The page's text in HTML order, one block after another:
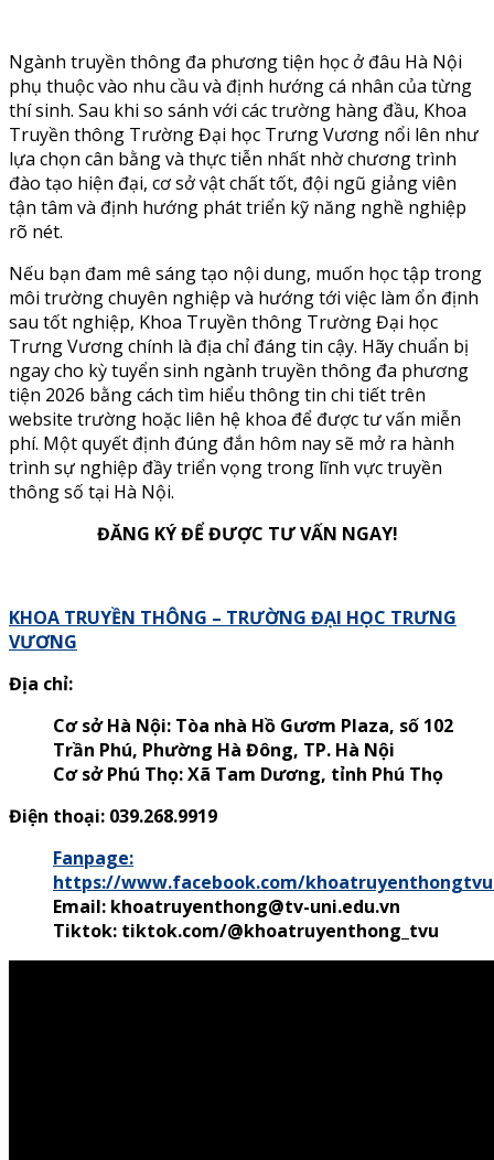
Ngành truyền thông đa phương tiện học ở đâu Hà Nội
phụ thuộc vào nhu cầu và định hướng cá nhân của từng
thí sinh. Sau khi so sánh với các trường hàng đầu, Khoa
Truyền thông Trường Đại học Trưng Vương nổi lên như
lựa chọn cân bằng và thực tiễn nhất nhờ chương trình
đào tạo hiện đại, cơ sở vật chất tốt, đội ngũ giảng viên
tận tâm và định hướng phát triển kỹ năng nghề nghiệp
rõ nét.
Nếu bạn đam mê sáng tạo nội dung, muốn học tập trong
môi trường chuyên nghiệp và hướng tới việc làm ổn định
sau tốt nghiệp, Khoa Truyền thông Trường Đại học
Trưng Vương chính là địa chỉ đáng tin cậy. Hãy chuẩn bị
ngay cho kỳ tuyển sinh ngành truyền thông đa phương
tiện 2026 bằng cách tìm hiểu thông tin chi tiết trên
website trường hoặc liên hệ khoa để được tư vấn miễn
phí. Một quyết định đúng đắn hôm nay sẽ mở ra hành
trình sự nghiệp đầy triển vọng trong lĩnh vực truyền
thông số tại Hà Nội.
ĐĂNG KÝ ĐỂ ĐƯỢC TƯ VẤN NGAY!
KHOA TRUYỀN THÔNG – TRƯỜNG ĐẠI HỌC TRƯNG
VƯƠNG
Địa chỉ:
Cơ sở Hà Nội: Tòa nhà Hồ Gươm Plaza, số 102
Trần Phú, Phường Hà Đông, TP. Hà Nội
Cơ sở Phú Thọ:Xã Tam Dương, tỉnh Phú Thọ
Điện thoại: 039.268.9919
Fanpage:
https://www.facebook.com/
Email: khoatruyenthong@tv-uni.edu.vn
Tiktok: tiktok.com/@khoatruyenthong_tvu